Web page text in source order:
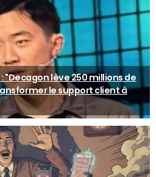
"Decagon lève 250 millions de
le support client à